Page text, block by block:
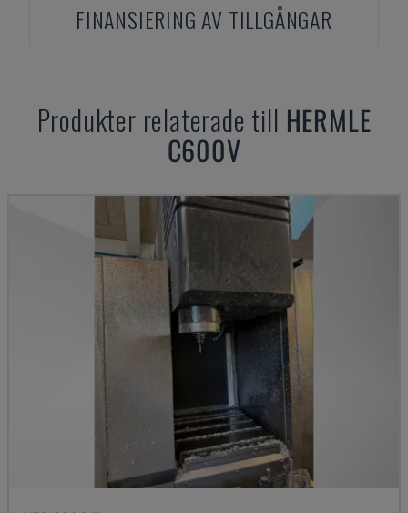
FINANSIERING AV TILLGÅNGAR
Produkter relaterade till HERMLE
C600V